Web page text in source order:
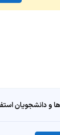
دانشجویان